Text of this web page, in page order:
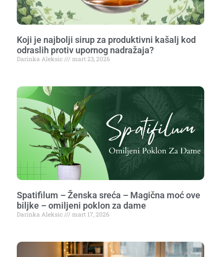
Koji je najbolji sirup za produktivni kašalj kod
odraslih protiv upornog nadražaja?
Darinka Aleksic mart 23, 2026
Spatifilum – Ženska sreća – Magična moć ove
biljke – omiljeni poklon za dame
Darinka Aleksic mart 17, 2026